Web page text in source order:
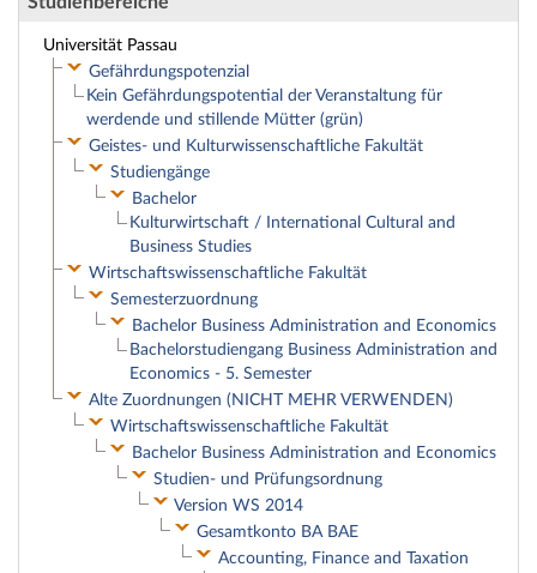
Universität Passau
Gefährdungspotenzial
Kein Gefährdungspotential der Veranstaltung für
werdende und stillende Mütter (grün)
Geistes- und Kulturwissenschaftliche Fakultät
Studiengänge
Bachelor
Kulturwirtschaft / International Cultural and
Business Studies
Wirtschaftswissenschaftliche Fakultät
Semesterzuordnung
Bachelor Business Administration and Economics
Bachelorstudiengang Business Administration and
Economics - 5. Semester
Alte Zuordnungen (NICHT MEHR VERWENDEN)
Wirtschaftswissenschaftliche Fakultät
Bachelor Business Administration and Economics
Studien- und Prüfungsordnung
Version WS 2014
Gesamtkonto BA BAE
Accounting, Finance and Taxation